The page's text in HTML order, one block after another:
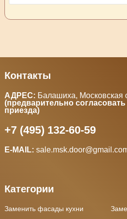
Контакты
АДРЕС: Балашиха, Московская
(предварительно
приезда)
+7 (495) 132-60-59
E-MAIL:
Категории
Заменить фасады кухни